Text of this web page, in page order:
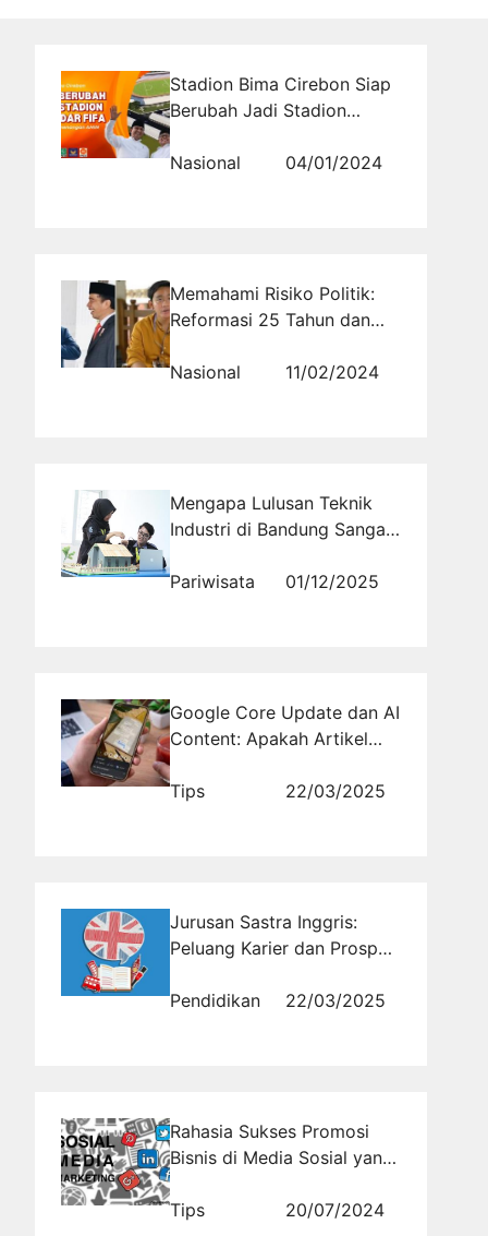
Stadion Bima Cirebon Siap
Berubah Jadi Stadion
Kemenangan AMIN
Nasional 04/01/2024
Memahami Risiko Politik:
Reformasi 25 Tahun dan
Nepotisme
Nasional 11/02/2024
Mengapa Lulusan Teknik
Industri di Bandung Sangat
Bidang Karir?
Pariwisata 01/12/2025
Google Core Update dan AI
Content: Apakah Artikel
Ranking?
Tips 22/03/2025
Jurusan Sastra Inggris:
Peluang Karier dan Prospek
Pendidikan
22/03/2025
Rahasia Sukses Promosi
Bisnis di Media Sosial yang
Drastis!
Tips 20/07/2024